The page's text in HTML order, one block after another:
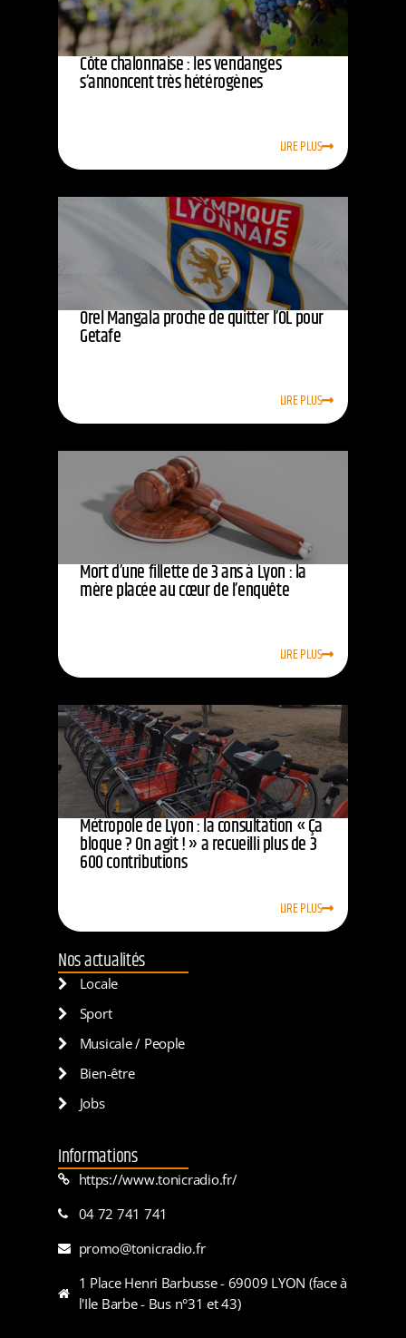
Côte chalonnaise : les vendanges
s’annoncent très hétérogènes
LIRE PLUS
Orel Mangala proche de quitter l’OL pour
Getafe
LIRE PLUS
Mort d’une fillette de 3 ans à Lyon : la
mère placée au cœur de l’enquête
LIRE PLUS
Métropole de Lyon : la consultation « Ça
bloque ? On agit ! » a recueilli plus de 3
600 contributions
LIRE PLUS
Nos actualités
Locale
Sport
Musicale / People
Bien-être
Jobs
Informations
https://www.tonicradio.fr/
04 72 741 741
promo@tonicradio.fr
1 Place Henri Barbusse - 69009 LYON (face à
l'Ile Barbe - Bus n°31 et 43)